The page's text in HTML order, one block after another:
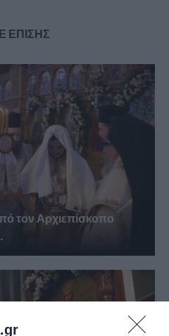
ΕΠΙΣΗΣ
τον Αρχιεπίσκοπο